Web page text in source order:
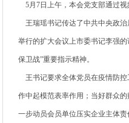
5月7日上午，本会党支部通过视
王瑞瑶书记传达了中共中央政治
举行的扩大会议上市委书记李强
保卫战”重要指示精神。
王书记要求全体党员在疫情防控
作中起模范表率作用；当好群众
一步动员会员单位压实企业主体